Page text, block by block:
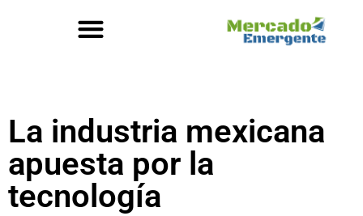
La industria mexicana
apuesta por la
tecnología